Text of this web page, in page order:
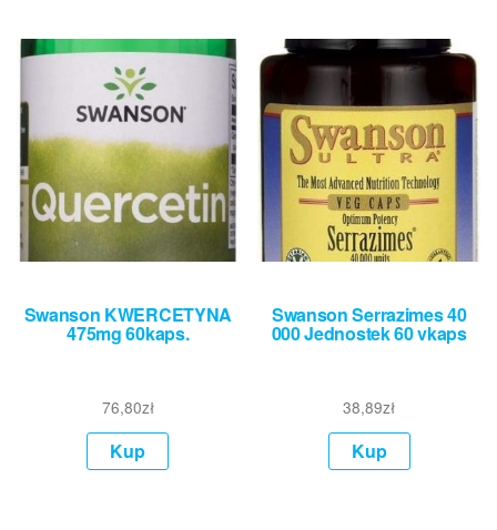
Swanson KWERCETYNA
475mg 60kaps.
76,80zł
Kup
Swanson Serrazimes 40
000 Jednostek 60 vkaps
38,89zł
Kup